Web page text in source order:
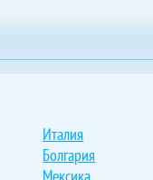
Villas
4*
Villas
3*
Италия
Болгария